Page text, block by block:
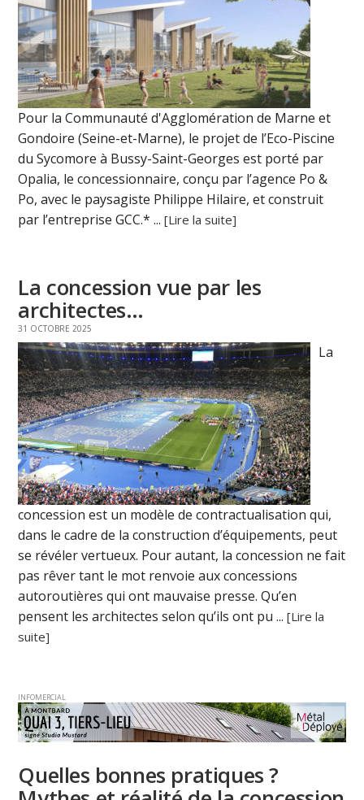
Pour la Communauté d'Agglomération de Marne et
Gondoire (Seine-et-Marne), le projet de l’Eco-Piscine
du Sycomore à Bussy-Saint-Georges est porté par
Opalia, le concessionnaire, conçu par l’agence Po &
Po, avec le paysagiste Philippe Hilaire, et construit
par l’entreprise GCC.* ...[Lire la suite]
La concession vue par les
architectes…
31 OCTOBRE 2025
La
concession est un modèle de contractualisation qui,
dans le cadre de la construction d’équipements, peut
se révéler vertueux. Pour autant, la concession ne fait
pas rêver tant le mot renvoie aux concessions
autoroutières qui ont mauvaise presse. Qu’en
pensent les architectes selon qu’ils ont pu ...[Lire la
suite]
INFOMERCIAL
Quelles bonnes pratiques ?